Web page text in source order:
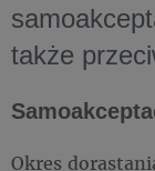
także
Okres